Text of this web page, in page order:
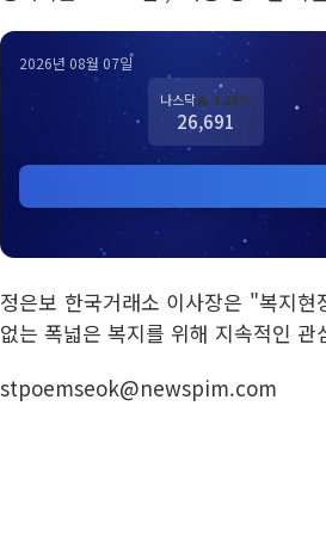
2026년 08월 07일
나스닥▲ 1.28%
26,691
정은보 한국거래소 이사장은 "복지
없는 폭넓은 복지를 위해 지속적인
stpoemseok@newspim.com